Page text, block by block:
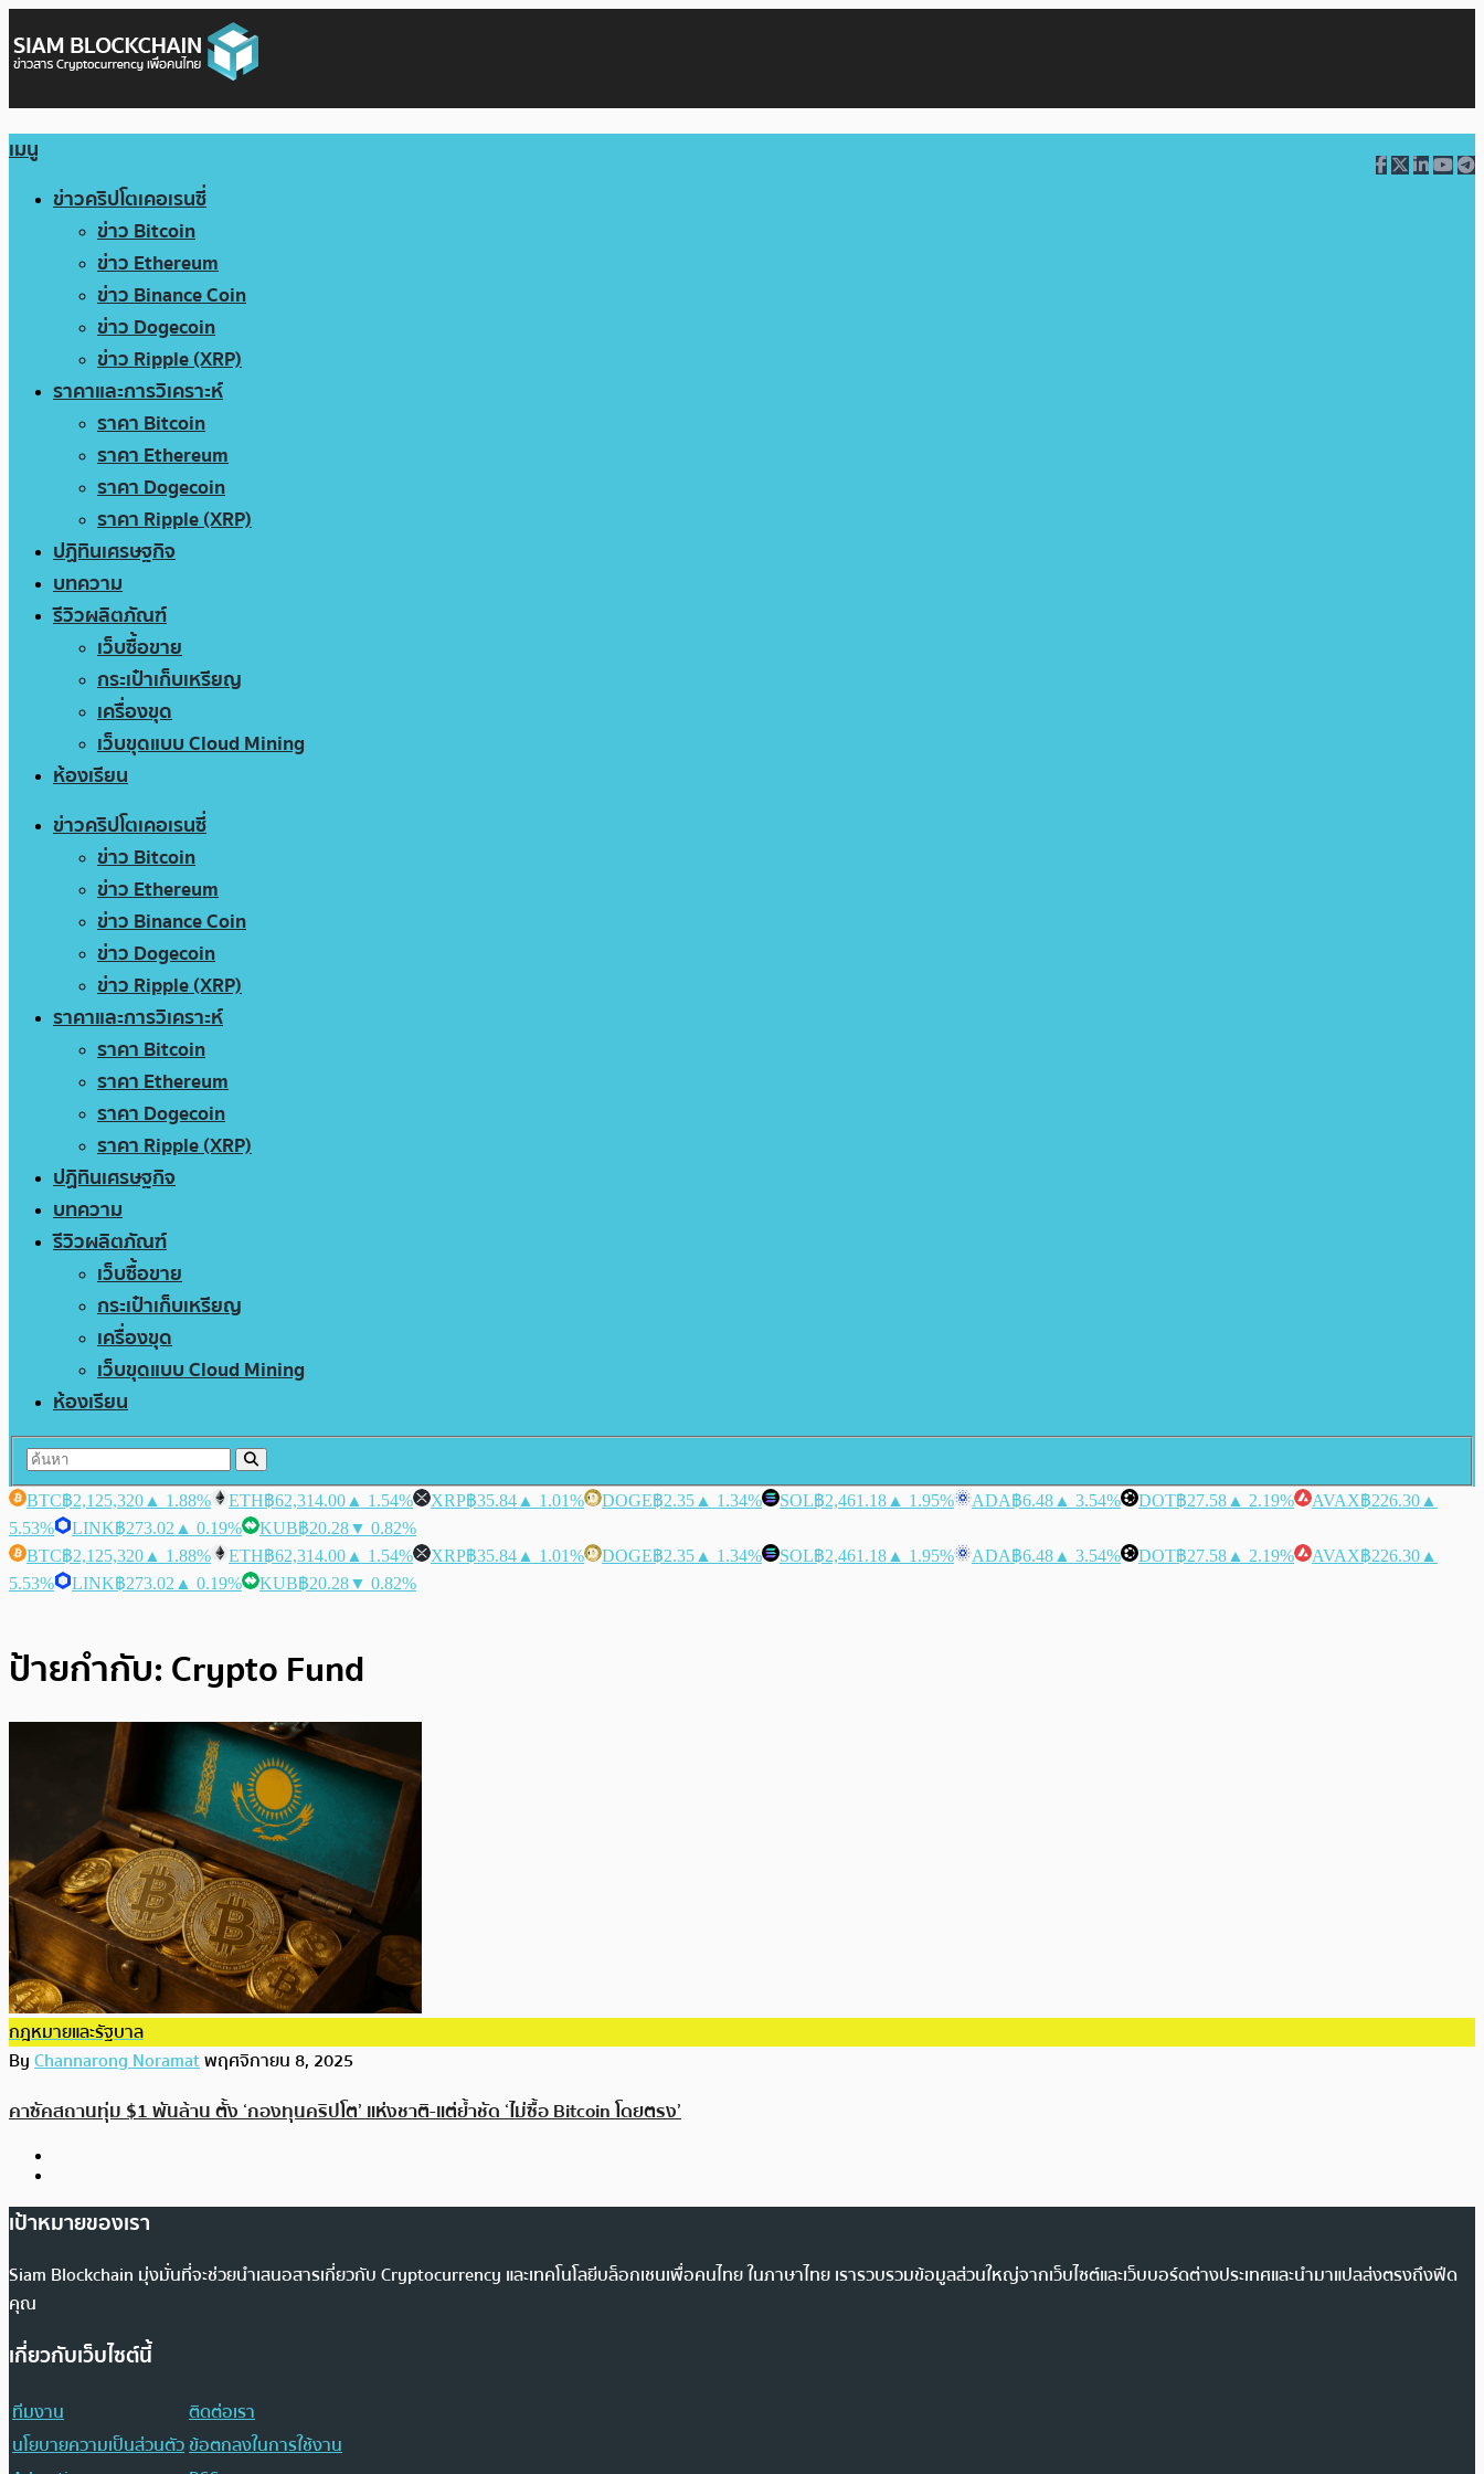
เมนู
ข่าวคริปโตเคอเรนซี่
ข่าว Bitcoin
ข่าว Ethereum
ข่าว Binance Coin
ข่าว Dogecoin
ข่าว Ripple (XRP)
ราคาและการวิเคราะห์
ราคา Bitcoin
ราคา Ethereum
ราคา Dogecoin
ราคา Ripple (XRP)
ปฏิทินเศรษฐกิจ
บทความ
รีวิวผลิตภัณฑ์
เว็บซื้อขาย
กระเป๋าเก็บเหรียญ
เครื่องขุด
เว็บขุดแบบ Cloud Mining
ห้องเรียน
ข่าวคริปโตเคอเรนซี่
ข่าว Bitcoin
ข่าว Ethereum
ข่าว Binance Coin
ข่าว Dogecoin
ข่าว Ripple (XRP)
ราคาและการวิเคราะห์
ราคา Bitcoin
ราคา Ethereum
ราคา Dogecoin
ราคา Ripple (XRP)
ปฏิทินเศรษฐกิจ
บทความ
รีวิวผลิตภัณฑ์
เว็บซื้อขาย
กระเป๋าเก็บเหรียญ
เครื่องขุด
เว็บขุดแบบ Cloud Mining
ห้องเรียน
BTC฿2,125,320 ▲ 1.88% ETH฿62,314.00 ▲ 1.54% XRP฿35.84 ▲ 1.01% DOGE฿2.35 ▲ 1.34% SOL฿2,461.18 ▲ 1.95% ADA฿6.48 ▲ 3.54% DOT฿27.58 ▲ 2.19% AVAX฿226.30 ▲
5.53%
LINK฿273.02 ▲ 0.19% KUB฿20.28▼ 0.82%
BTC฿2,125,320 ▲ 1.88% ETH฿62,314.00 ▲ 1.54% XRP฿35.84 ▲ 1.01% DOGE฿2.35 ▲ 1.34% SOL฿2,461.18 ▲ 1.95% ADA฿6.48 ▲ 3.54% DOT฿27.58 ▲ 2.19% AVAX฿226.30 ▲
5.53%
LINK฿273.02 ▲ 0.19% KUB฿20.28▼ 0.82%
ป้ายกำกับ: Crypto Fund
กฎหมายและรัฐบาล
ByChannarong Noramatพฤศจิกายน 8, 2025
คาซัคสถานทุ่ม $1 พันล้าน ตั้ง ‘กองทุนคริปโต’ แห่งชาติ-แต่ย้ำชัด ‘ไม่ซื้อ Bitcoin โดยตรง’
เป้าหมายของเรา
Siam Blockchain มุ่งมั่นที่จะช่วยนำเสนอสารเกี่ยวกับ Cryptocurrency และเทคโนโลยีบล็อกเชนเพื่อคนไทย ในภาษาไทย เรารวบรวมข้อมูลส่วนใหญ่จากเว็บไซต์และเว็บบอร์ดต่างประเทศและนำมาแปลส่งตรงถึงฟีด
คุณ
เกี่ยวกับเว็บไซต์นี้
ทีมงาน
ติดต่อเรา
นโยบายความเป็นส่วนตัวข้อตกลงในการใช้งาน